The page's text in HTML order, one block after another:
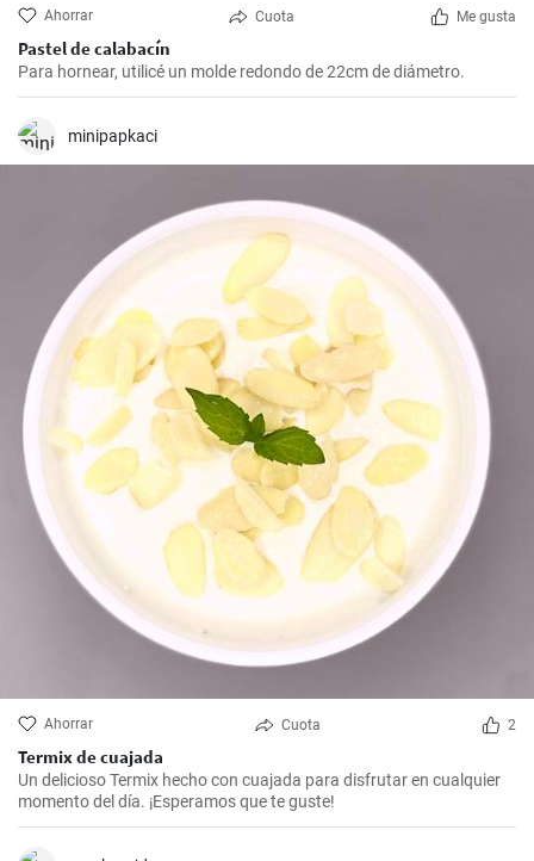
Ahorrar Cuota Me gusta
Pastel de calabacín
Para hornear, utilicé un molde redondo de 22cm de diámetro.
minipapkaci
Ahorrar Cuota 2
Termix de cuajada
Un delicioso Termix hecho con cuajada para disfrutar en cualquier
momento del día. ¡Esperamos que te guste!